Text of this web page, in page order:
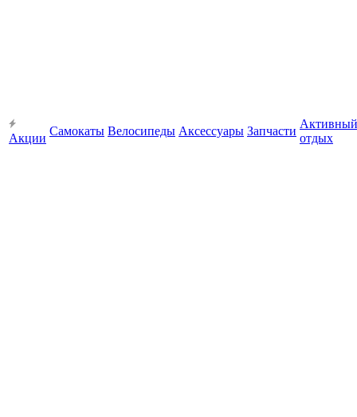
Акции
Самокаты Велосипеды Аксессуары Запчасти
Активный
отдых